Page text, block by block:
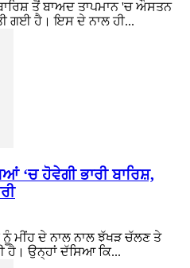
ਤੋਂ ਬਾਅਦ ਤਾਪਮਾਨ 'ਚ ਔਸਤਨ
ਗਈ ਹੈ। ਇਸ ਦੇ ਨਾਲ ਹੀ...
‘ਚ ਹੋਵੇਗੀ ਭਾਰੀ ਬਾਰਿਸ਼,
ਮੀਂਹ ਦੇ ਨਾਲ ਨਾਲ ਝੱਖੜ ਚੱਲਣ ਤੇ
ਹੈ। ਉਨ੍ਹਾਂ ਦੱਸਿਆ ਕਿ...